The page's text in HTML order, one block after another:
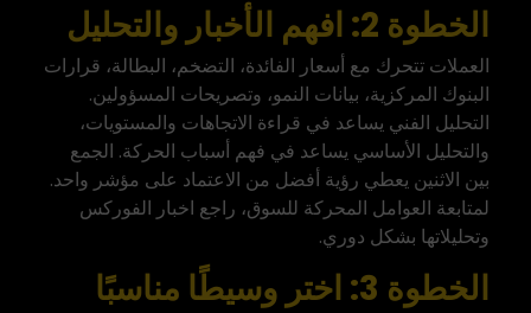
الخطوة 2: افهم الأخبار والتحليل
العملات تتحرك مع أسعار الفائدة، التضخم، البطالة، قرارات
البنوك المركزية، بيانات النمو، وتصريحات المسؤولين.
التحليل الفني يساعد في قراءة الاتجاهات والمستويات،
والتحليل الأساسي يساعد في فهم أسباب الحركة. الجمع
بين الاثنين يعطي رؤية أفضل من الاعتماد على مؤشر واحد.
لمتابعة العوامل المحركة للسوق، راجع اخبار الفوركس
وتحليلاتها بشكل دوري.
الخطوة 3: اختر وسيطًا مناسبًا